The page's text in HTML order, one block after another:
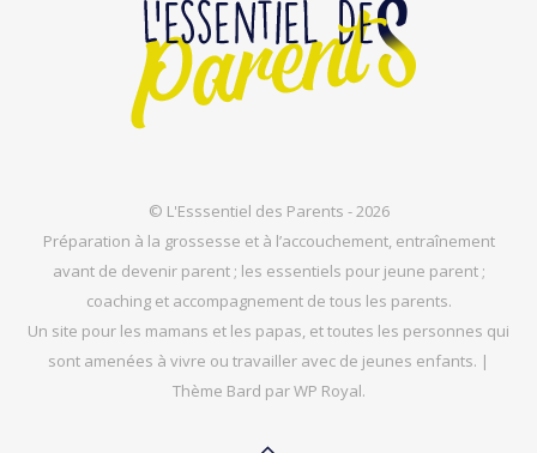
© L'Esssentiel des Parents - 2026
Préparation à la grossesse et à l’accouchement, entraînement
avant de devenir parent ; les essentiels pour jeune parent ;
coaching et accompagnement de tous les parents.
Un site pour les mamans et les papas, et toutes les personnes qui
sont amenées à vivre ou travailler avec de jeunes enfants. |
Thème Bard parWP Royal.